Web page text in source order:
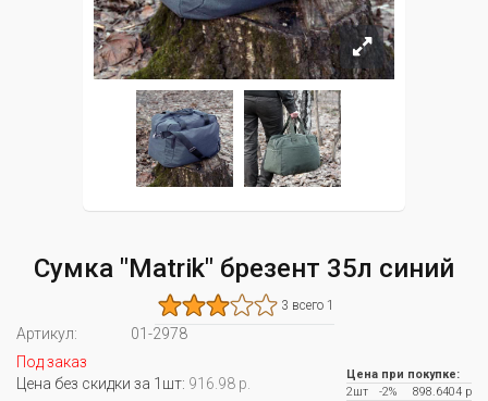
Сумка "Matrik" брезент 35л синий
3 всего 1
Артикул:
01-2978
Под заказ
Цена без скидки за 1шт: 916.98 р.
Цена при покупке:
2шт
-2%
898.6404 р